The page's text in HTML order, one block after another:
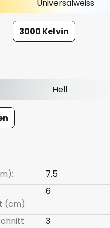
Universalweiss
3000 Kelvin
Hell
7.5
(cm):
6
3